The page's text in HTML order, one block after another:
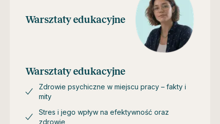
Warsztaty edukacyjne
Warsztaty edukacyjne
Zdrowie psychiczne w miejscu pracy – fakty i
mity
Stres i jego wpływ na efektywność oraz
zdrowie